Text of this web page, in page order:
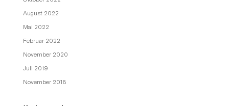
August 2022
Mai 2022
Februar 2022
November 2020
Juli 2019
November 2018